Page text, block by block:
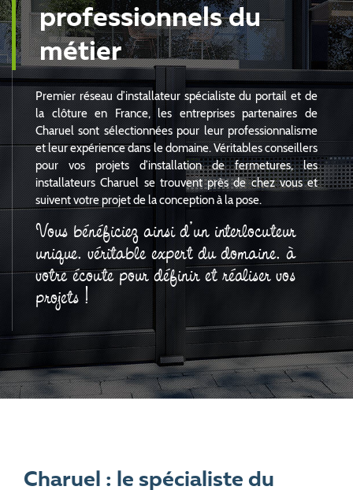
professionnels du
métier
Premier réseau d’installateur spécialiste du portail et de
la clôture en France, les entreprises partenaires de
Charuel sont sélectionnées pour leur professionnalisme
et leur expérience dans le domaine. Véritables conseillers
pour vos projets d’installation de fermetures, les
installateurs Charuel se trouvent près de chez vous et
suivent votre projet de la conception à la pose.
Vous bénéficiez ainsi d’un interlocuteur
unique, véritable expert du domaine, à
votre écoute pour définir et réaliser vos
projets !
Charuel : le spécialiste du